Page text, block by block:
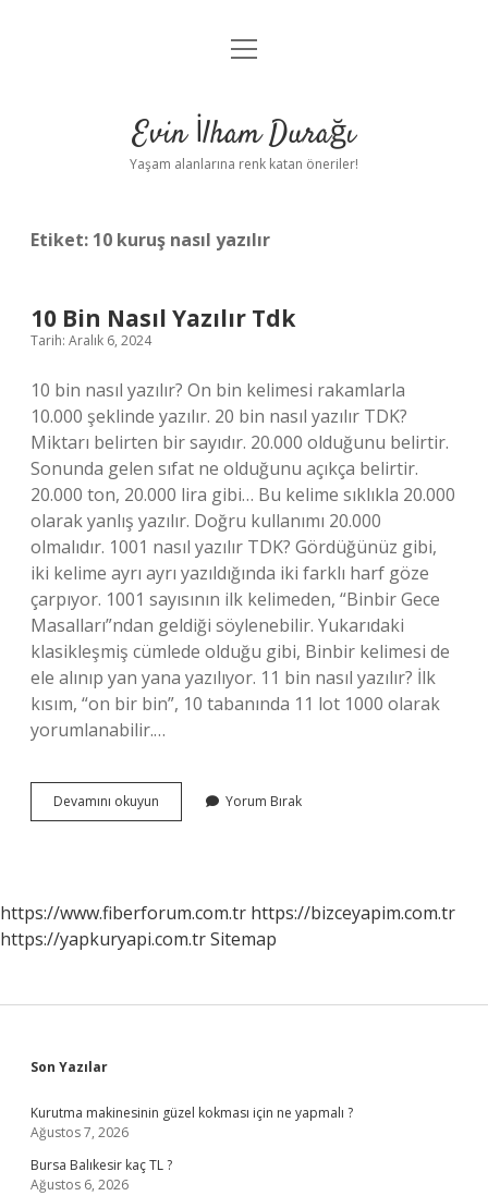
Anasayfa
Yasal Uyarı
menüyü
Evin İlham Durağı
Yaşam alanlarına renk katan öneriler!
Etiket: 10 kuruş nasıl yazılır
10 Bin Nasıl Yazılır Tdk
Tarih: Aralık 6, 2024
10 bin nasıl yazılır? On bin kelimesi rakamlarla
10.000 şeklinde yazılır. 20 bin nasıl yazılır TDK?
Miktarı belirten bir sayıdır. 20.000 olduğunu belirtir.
Sonunda gelen sıfat ne olduğunu açıkça belirtir.
20.000 ton, 20.000 lira gibi… Bu kelime sıklıkla 20.000
olarak yanlış yazılır. Doğru kullanımı 20.000
olmalıdır. 1001 nasıl yazılır TDK? Gördüğünüz gibi,
iki kelime ayrı ayrı yazıldığında iki farklı harf göze
çarpıyor. 1001 sayısının ilk kelimeden, “Binbir Gece
Masalları”ndan geldiği söylenebilir. Yukarıdaki
klasikleşmiş cümlede olduğu gibi, Binbir kelimesi de
ele alınıp yan yana yazılıyor. 11 bin nasıl yazılır? İlk
kısım, “on bir bin”, 10 tabanında 11 lot 1000 olarak
yorumlanabilir.…
Devamını okuyun
Bin
Yorum Bırak
https://www.fiberforum.com.tr https://bizceyapim.com.tr
https://yapkuryapi.com.trSitemap
Sidebar
Son Yazılar
Kurutma makinesinin güzel kokması için ne yapmalı ?
Ağustos 7, 2026
Bursa Balıkesir kaç TL ?
Ağustos 6, 2026